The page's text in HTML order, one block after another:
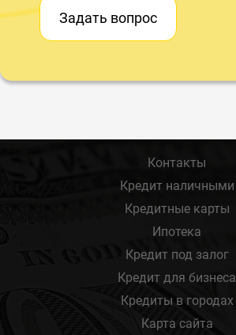
Задать вопрос
Контакты
Кредит наличными
Кредитные карты
Ипотека
Кредит под залог
Кредит для бизнеса
Кредиты в городах
Карта сайта